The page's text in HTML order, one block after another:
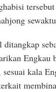
ditangkap
Engkau
kala